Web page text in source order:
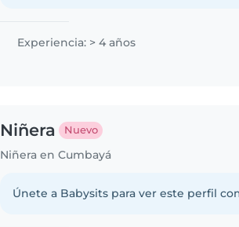
Experiencia: > 4 años
Niñera Nuevo
Niñera en Cumbayá
Únete a Babysits para ver este perfil